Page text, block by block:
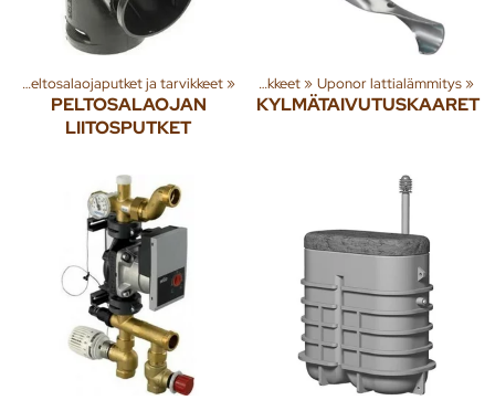
Peltosalaojaputket ja tarvikkeet‪»
PELTOSALAOJAN
LIITOSPUTKET
‪» Lattialämmitysputket ja tarvikkeet‪» Uponor lattialämmitys‪»
KYLMÄTAIVUTUSKAARET